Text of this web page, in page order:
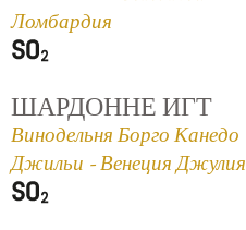
Ломбардия
ШАРДОННЕ ИГТ
Винодельня Борго Канедо
Джильи - Венеция Джулия